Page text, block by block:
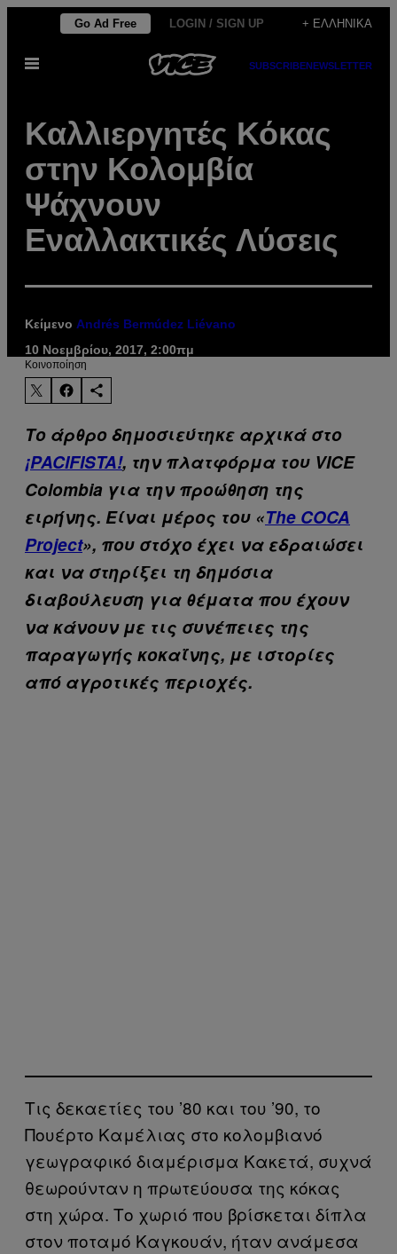
Μετάβαση
περιεχόμενο
Go Ad Free LOGIN / SIGN UP + ΕΛΛΗΝΙΚΆ
Ανοίξτε
SUBSCRIBENEWSLETTER
Καλλιεργητές Κόκας
στην Κολομβία
Ψάχνουν
Εναλλακτικές Λύσεις
Κείμενο Andrés Bermúdez Liévano
10 Νοεμβρίου, 2017, 2:00πμ
Kοινοποίηση
Το άρθρο δημοσιεύτηκε αρχικά στο
¡PACIFISTA!, την πλατφόρμα του VICE
Colombia για την προώθηση της
ειρήνης. Είναι μέρος του «The COCA
Project», που στόχο έχει να εδραιώσει
και να στηρίξει τη δημόσια
διαβούλευση για θέματα που έχουν
να κάνουν με τις συνέπειες της
παραγωγής κοκαΐνης, με ιστορίες
από αγροτικές περιοχές.
Τις δεκαετίες του ’80 και του ’90, το
Πουέρτο Καμέλιας στο κολομβιανό
γεωγραφικό διαμέρισμα Κακετά, συχνά
θεωρούνταν η πρωτεύουσα της κόκας
στη χώρα. Το χωριό που βρίσκεται δίπλα
στον ποταμό Καγκουάν, ήταν ανάμεσα